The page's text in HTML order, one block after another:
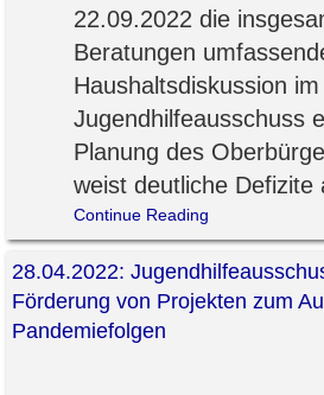
22.09.2022 die
Beratungen
Haushaltsdiskussion im
Jugendhilfeausschuss
Planung des
weist deutliche Defizite
Continue Reading
28.04.2022:
Förderung von Projekten zum
Pandemiefolgen